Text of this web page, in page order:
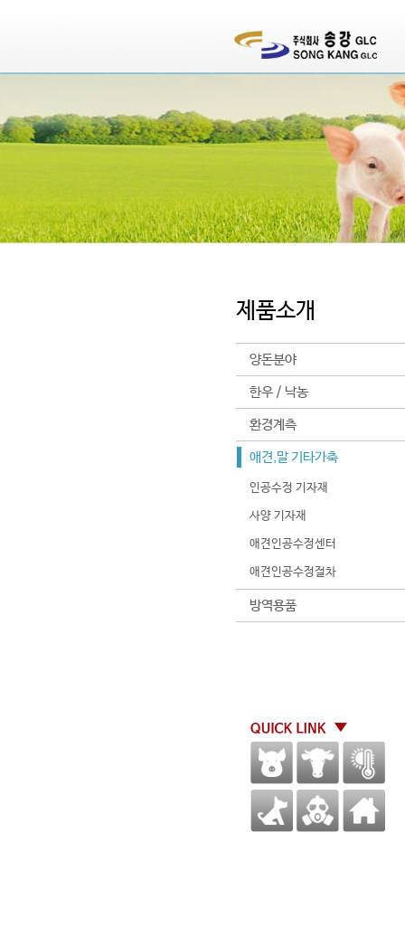
제품소개
양돈분야
한우 / 낙농
환경계측
애견,말 기타가축
인공수정 기자재
사양 기자재
애견인공수정센터
애견인공수정절차
방역용품